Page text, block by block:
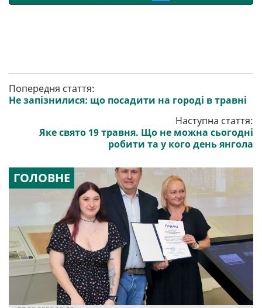
Попередня стаття:
Не запізнилися: що посадити на городі в травні
Наступна стаття:
Яке свято 19 травня. Що не можна сьогодні
робити та у кого день янгола
ГОЛОВНЕ